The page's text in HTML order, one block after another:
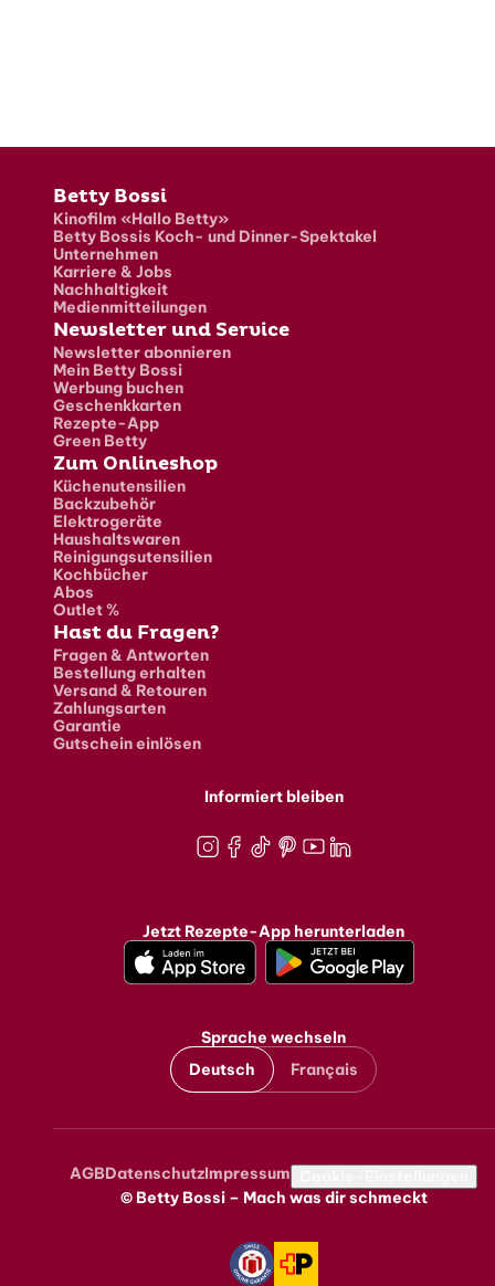
Fusszeile
Betty Bossi
Kinofilm «Hallo Betty»
Betty Bossis Koch- und Dinner-Spektakel
Unternehmen
Karriere & Jobs
Nachhaltigkeit
Medienmitteilungen
Newsletter und Service
Newsletter abonnieren
Mein Betty Bossi
Werbung buchen
Geschenkkarten
Rezepte-App
Green Betty
Zum Onlineshop
Küchenutensilien
Backzubehör
Elektrogeräte
Haushaltswaren
Reinigungsutensilien
Kochbücher
Abos
Outlet %
Hast du Fragen?
Fragen & Antworten
Bestellung erhalten
Versand & Retouren
Zahlungsarten
Garantie
Gutschein einlösen
Informiert bleiben
Jetzt Rezepte-App herunterladen
Sprache wechseln
Deutsch
Français
Metanavigation
AGBDatenschutzImpressum
© Betty Bossi – Mach was dir schmeckt